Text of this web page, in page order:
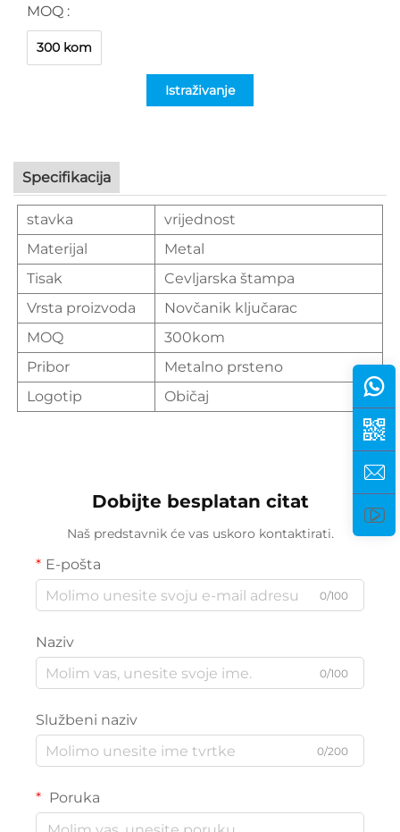
MOQ :
300 kom
Istraživanje
Specifikacija
stavka
vrijednost
Materijal
Metal
Tisak
Cevljarska štampa
Vrsta proizvoda
Novčanik ključarac
MOQ
300kom
Pribor
Metalno prsteno
Logotip
Običaj
Dobijte besplatan citat
Naš predstavnik će vas uskoro kontaktirati.
E-pošta
0/100
Naziv
0/100
Službeni naziv
0/200
Poruka